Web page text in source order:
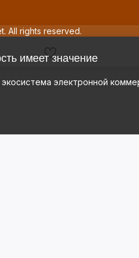
All rights reserved.
имеет значение
электронной